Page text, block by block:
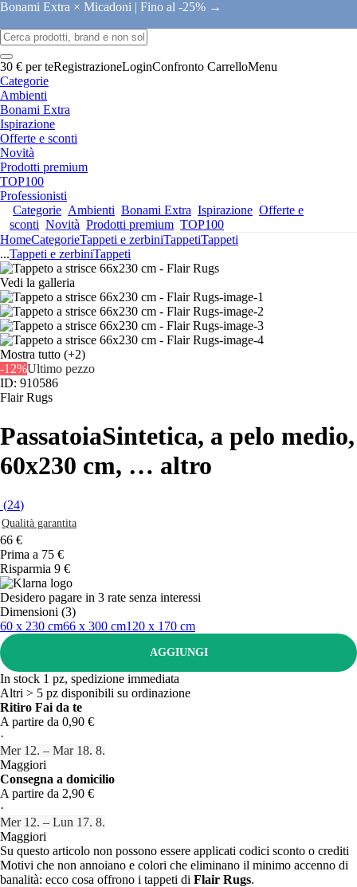
Bonami Extra × Micadoni | Fino al -25% →
30 € per teRegistrazioneLoginConfronto CarrelloMenu
Categorie
Ambienti
Bonami Extra
Ispirazione
Offerte e sconti
Novità
Prodotti premium
TOP100
Professionisti
Categorie Ambienti Bonami Extra Ispirazione Offerte e
sconti Novità Prodotti premium TOP100
HomeCategorieTappeti e zerbiniTappetiTappeti
...Tappeti e zerbiniTappeti
Vedi la galleria
Mostra tutto (+2)
-12%Ultimo pezzo
ID: 910586
Flair Rugs
PassatoiaSintetica, a pelo medio,
60x230 cm, … altro
(24)
Qualità garantita
66 €
Prima a 75 €
Risparmia 9 €
Desidero pagare in 3 rate senza interessi
Dimensioni (3)
60 x 230 cm66 x 300 cm120 x 170 cm
AGGIUNGI
In stock 1 pz, spedizione immediata
Altri > 5 pz disponibili su ordinazione
Ritiro Fai da te
A partire da 0,90 €
·
Mer 12. – Mar 18. 8.
Maggiori
Consegna a domicilio
A partire da 2,90 €
·
Mer 12. – Lun 17. 8.
Maggiori
Su questo articolo non possono essere applicati codici sconto o crediti
Motivi che non annoiano e colori che eliminano il minimo accenno di
banalità: ecco cosa offrono i tappeti di Flair Rugs.